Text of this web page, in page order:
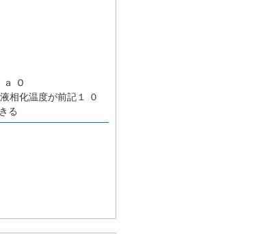
Ｏ
相化温度が前記１ ０
る